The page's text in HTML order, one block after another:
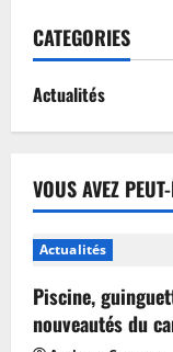
CATEGORIES
Actualités
VOUS AVEZ
Actualités
Piscine,
nouveautés du